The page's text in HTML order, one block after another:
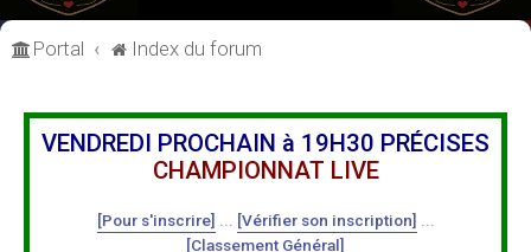
Portal Index du forum
VENDREDI PROCHAIN à 19H30 PRÉCISES
CHAMPIONNAT LIVE
[Pour s'inscrire] [Vérifier son inscription]
[Classement Général]